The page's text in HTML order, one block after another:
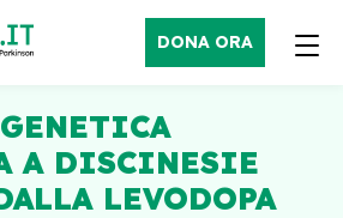
DONA ORA
A DISCINESIE
LEVODOPA